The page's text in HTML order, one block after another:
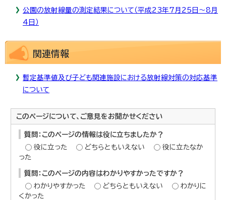
公園の放射線量の測定結果について（平成23年7月25日～8月
4日）
関連情報
暫定基準値及び子ども関連施設における放射線対策の対応基準
について
このページについて、ご意見をお聞かせください
質問：このページの情報は役に立ちましたか？
役に立った
どちらともいえない
役に立たなか
った
質問：このページの内容はわかりやすかったですか？
わかりやすかった
どちらともいえない
わかりに
くかった